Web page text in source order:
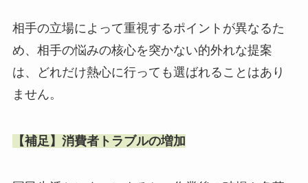
相手の立場によって重視するポイントが異なるた
め、相手の悩みの核心を突かない的外れな提案
は、どれだけ熱心に行っても選ばれることはあり
ません。
【補足】消費者トラブルの増加